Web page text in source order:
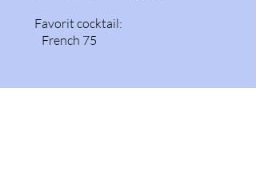
Favorit cocktail:
French 75